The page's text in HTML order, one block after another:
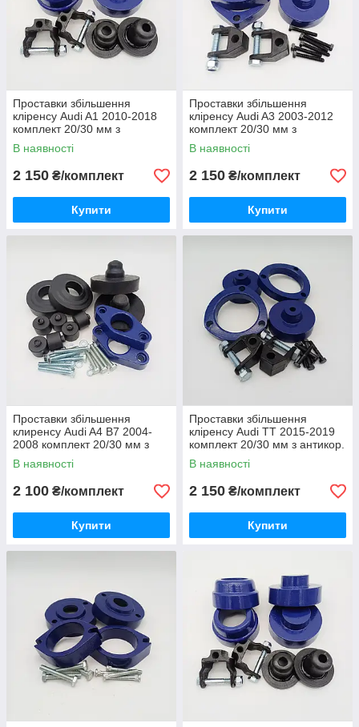
Проставки збільшення
кліренсу Audi A1 2010-2018
комплект 20/30 мм з
антикор.кр.
В наявності
2 150 ₴/комплект
Купити
Проставки збільшення
кліренсу Audi A3 2003-2012
комплект 20/30 мм з
антикор.кр.
В наявності
2 150 ₴/комплект
Купити
Проставки збільшення
клиренсу Audi A4 B7 2004-
2008 комплект 20/30 мм з
антикор.кр.
В наявності
2 100 ₴/комплект
Купити
Проставки збільшення
кліренсу Audi TT 2015-2019
комплект 20/30 мм з антикор.
скр.
В наявності
2 150 ₴/комплект
Купити